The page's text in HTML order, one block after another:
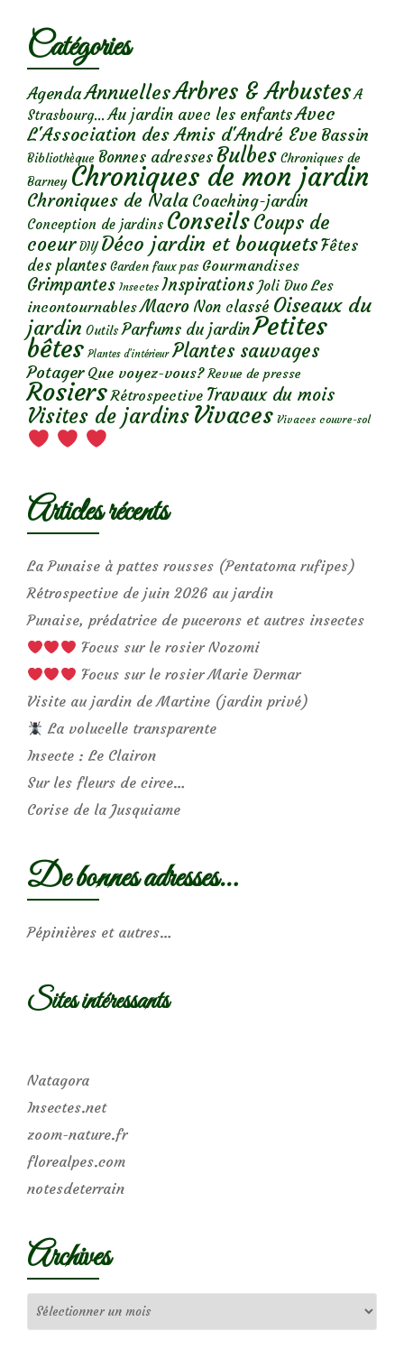
Catégories
AgendaAnnuellesArbres & Arbustes A
Strasbourg... Au jardin avec les enfantsAvec
L'Association des Amis d'André Eve Bassin
Bibliothèque Bonnes adresses Bulbes Chroniques de
Barney Chroniques de mon jardin
Chroniques de Nala Coaching-jardin
Conception de jardins ConseilsCoups de
coeur DIY Déco jardin et bouquetsFêtes
des plantes Garden faux pas Gourmandises
Grimpantes Insectes Inspirations Joli Duo Les
incontournables Macro Non classé Oiseaux du
jardin Outils Parfums du jardinPetites
bêtes Plantes d’intérieur Plantes sauvages
Potager Que voyez-vous? Revue de presse
Rosiers Rétrospective Travaux du mois
Visites de jardins Vivaces Vivaces couvre-sol
Articles récents
La Punaise à pattes rousses (Pentatoma rufipes)
Rétrospective de juin 2026 au jardin
Punaise, prédatrice de pucerons et autres insectes
Focus sur le rosier Nozomi
Focus sur le rosier Marie Dermar
Visite au jardin de Martine (jardin privé)
La volucelle transparente
Insecte : Le Clairon
Sur les fleurs de circe…
Corise de la Jusquiame
De bonnes adresses…
Pépinières et autres…
Sites intéressants
Natagora
Insectes.net
zoom-nature.fr
florealpes.com
notesdeterrain
Archives